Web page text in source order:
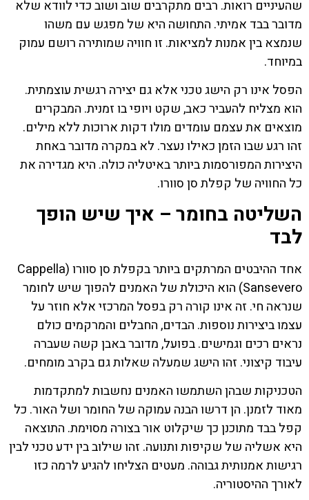
שהעיניים רואות. רבים מתקרבים שוב ושוב כדי לוודא שלא
מדובר בבד אמיתי. התחושה היא של מפגש עם משהו
שנמצא בין אמנות למציאות. זו חוויה שמותירה רושם עמוק
במיוחד.
הפסל אינו רק הישג טכני אלא גם יצירה רגשית עוצמתית.
הוא מצליח להעביר כאב, שקט ויופי בו זמנית. המבקרים
מוצאים את עצמם עומדים מולו דקות ארוכות ללא מילים.
זהו רגע שבו הזמן כאילו נעצר. לא במקרה מדובר באחת
היצירות המפורסמות ביותר באיטליה כולה. היא מגדירה את
כל החוויה של קפלת סן סוורו.
השליטה בחומר – איך שיש הופך
לבד
אחד ההיבטים המרתקים ביותר בקפלת סן סוורו (Cappella
Sansevero) הוא היכולת של האמנים להפוך שיש לחומר
שנראה חי. זה אינו קורה רק בפסל המרכזי אלא חוזר על
עצמו ביצירות נוספות. הבדים, החבלים והמרקמים כולם
נראים רכים וגמישים. בפועל, מדובר באבן קשה שעברה
עיבוד קיצוני. זהו הישג שמעלה שאלות גם בקרב מומחים.
הטכניקות שבהן השתמשו האמנים נחשבות למתקדמות
מאוד לזמנן. הן דרשו הבנה עמוקה של החומר ושל האור. כל
קפל בבד מתוכנן כך שיקלוט אור בצורה מסוימת. התוצאה
היא אשליה של שקיפות ותנועה. זהו שילוב בין ידע טכני לבין
רגישות אמנותית גבוהה. מעטים הצליחו להגיע לרמה כזו
לאורך ההיסטוריה.